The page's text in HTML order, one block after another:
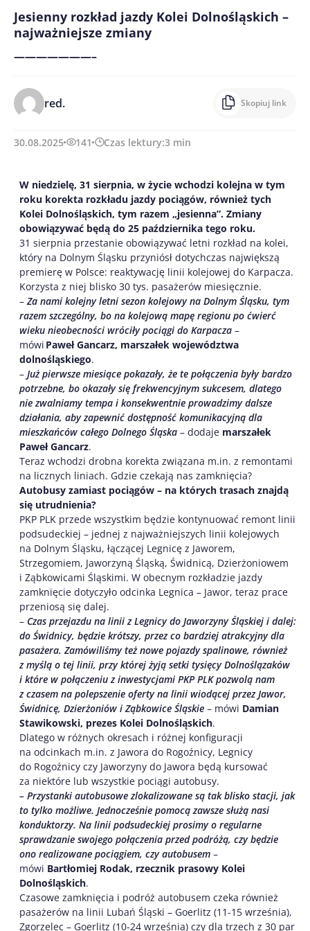
Jesienny rozkład jazdy Kolei Dolnośląskich –
najważniejsze zmiany
———————–
red. Skopiuj link
30.08.2025 141 Czas lektury:3 min
W niedzielę, 31 sierpnia, w życie wchodzi kolejna w tym
roku korekta rozkładu jazdy pociągów, również tych
Kolei Dolnośląskich, tym razem „jesienna”. Zmiany
obowiązywać będą do 25 października tego roku.
31 sierpnia przestanie obowiązywać letni rozkład na kolei,
który na Dolnym Śląsku przyniósł dotychczas największą
premierę w Polsce: reaktywację linii kolejowej do Karpacza.
Korzysta z niej blisko 30 tys. pasażerów miesięcznie.
–Za nami kolejny letni sezon kolejowy na Dolnym Śląsku, tym
razem szczególny, bo na kolejową mapę regionu po ćwierć
wieku nieobecności wróciły pociągi do Karpacza –
mówi Paweł Gancarz, marszałek województwa
dolnośląskiego.
– Już pierwsze miesiące pokazały, że te połączenia były bardzo
potrzebne, bo okazały się frekwencyjnym sukcesem, dlatego
nie zwalniamy tempa i konsekwentnie prowadzimy dalsze
działania, aby zapewnić dostępność komunikacyjną dla
mieszkańców całego Dolnego Śląska – dodaje marszałek
Paweł Gancarz.
Teraz wchodzi drobna korekta związana m.in. z remontami
na licznych liniach. Gdzie czekają nas zamknięcia?
Autobusy zamiast pociągów – na których trasach znajdą
się utrudnienia?
PKP PLK przede wszystkim będzie kontynuować remont linii
podsudeckiej – jednej z najważniejszych linii kolejowych
na Dolnym Śląsku, łączącej Legnicę z Jaworem,
Strzegomiem, Jaworzyną Śląską, Świdnicą, Dzierżoniowem
i Ząbkowicami Śląskimi. W obecnym rozkładzie jazdy
zamknięcie dotyczyło odcinka Legnica – Jawor, teraz prace
przeniosą się dalej.
– Czas przejazdu na linii z Legnicy do Jaworzyny Śląskiej i dalej:
do Świdnicy, będzie krótszy, przez co bardziej atrakcyjny dla
pasażera. Zamówiliśmy też nowe pojazdy spalinowe, również
z myślą o tej linii, przy której żyją setki tysięcy Dolnoślązaków
i które w połączeniu z inwestycjami PKP PLK pozwolą nam
z czasem na polepszenie oferty na linii wiodącej przez Jawor,
Świdnicę, Dzierżoniów i Ząbkowice Śląskie – mówi Damian
Stawikowski, prezes Kolei Dolnośląskich.
Dlatego w różnych okresach i różnej konfiguracji
na odcinkach m.in. z Jawora do Rogoźnicy, Legnicy
do Rogoźnicy czy Jaworzyny do Jawora będą kursować
za niektóre lub wszystkie pociągi autobusy.
– Przystanki autobusowe zlokalizowane są tak blisko stacji, jak
to tylko możliwe. Jednocześnie pomocą zawsze służą nasi
konduktorzy. Na linii podsudeckiej prosimy o regularne
sprawdzanie swojego połączenia przed podróżą, czy będzie
ono realizowane pociągiem, czy autobusem –
mówi Bartłomiej Rodak, rzecznik prasowy Kolei
Dolnośląskich.
Czasowe zamknięcia i podróż autobusem czeka również
pasażerów na linii Lubań Śląski – Goerlitz (11-15 września),
Zgorzelec – Goerlitz (10-24 września) czy dla trzech z 30 par